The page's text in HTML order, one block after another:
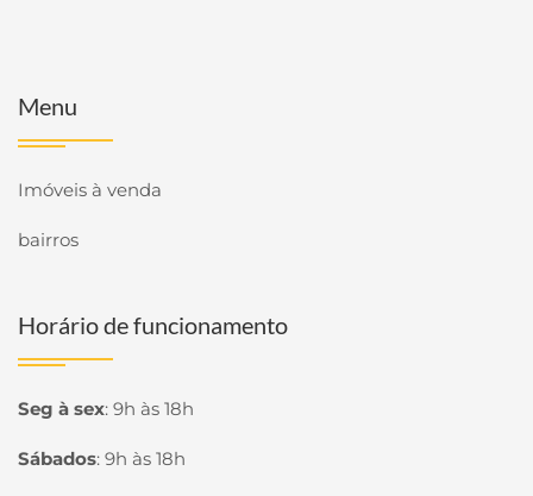
Menu
Imóveis à venda
bairros
Horário de funcionamento
Seg à sex: 9h às 18h
Sábados: 9h às 18h